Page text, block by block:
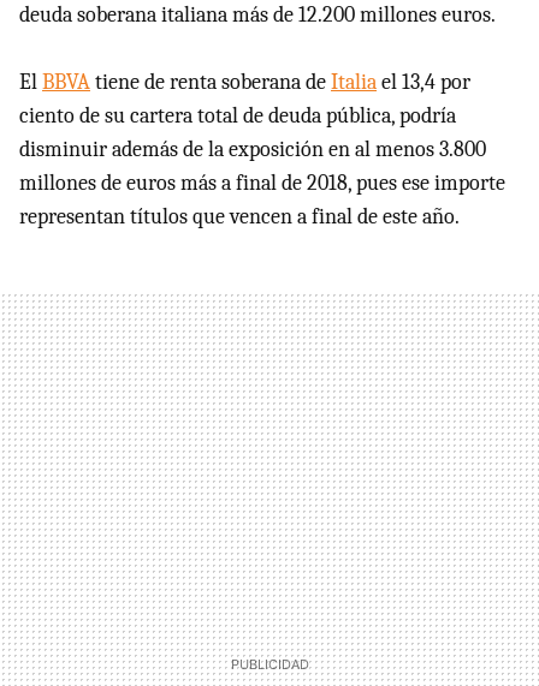
deuda soberana italiana más de 12.200 millones euros.
ElBBVAtiene de renta soberana deItaliael 13,4 por
ciento de su cartera total de deuda pública, podría
disminuir además de la exposición en al menos 3.800
millones de euros más a final de 2018, pues ese importe
representan títulos que vencen a final de este año.